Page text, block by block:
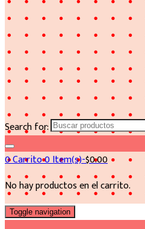
Search for:
0Carrito0 Item(s)-$0.00
No hay productos en el carrito.
Toggle navigation